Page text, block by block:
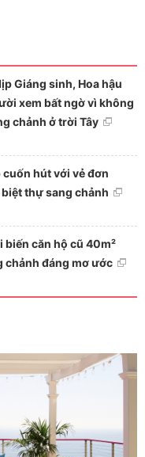
Giáng sinh, Hoa hậu
xem bất ngờ vì không
chảnh ở trời Tây
cuốn hút với vẻ đơn
thự sang chảnh
biến căn hộ cũ 40m²
chảnh đáng mơ ước